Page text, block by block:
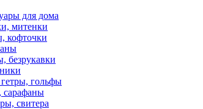
для дома
митенки
кофточки
безрукавки
гольфы
сарафаны
свитера